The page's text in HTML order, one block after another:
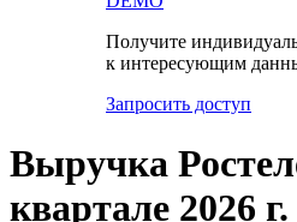
в публичном демо-